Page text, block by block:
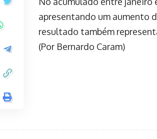
apresentando um aumento
resultado também
(Por Bernardo Caram)